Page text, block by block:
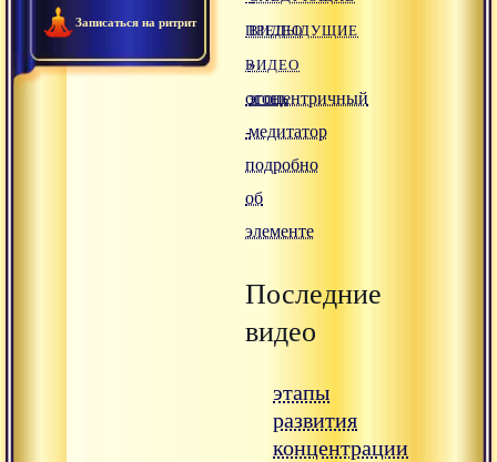
Записаться на ритрит ПРЕДЫДУЩИЕ
ВИДЕО
огонь
-
подробно
об
элементе
ВИДЕО
»
эгоцентричный
медитатор
Последние
видео
этапы
развития
концентрации